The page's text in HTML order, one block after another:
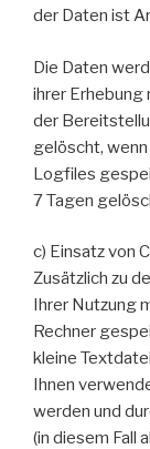
der Daten ist
Die Daten
ihrer Erhebung
der
gelöscht,
Logfiles
7 Tagen
c) Einsatz von
Zusätzlich zu
Ihrer Nutzung
Rechner
kleine
Ihnen
werden und
(in diesem Fall